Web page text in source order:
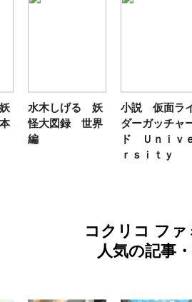
水木しげる 妖
怪大図録 世界
編
小説 仮面ラ
ダーガッチャ
ド Ｕｎｉｖ
ｒｓｉｔｙ
コクリコ ファ
人気の記事